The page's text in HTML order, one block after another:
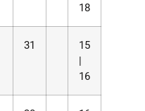
18
31
15
|
16